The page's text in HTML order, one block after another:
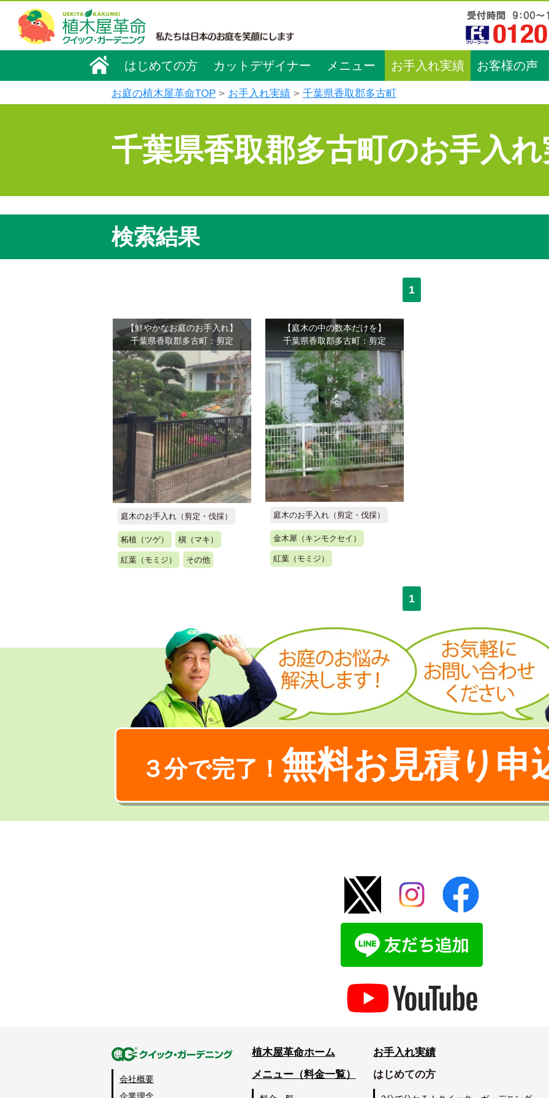
はじめての方 カットデザイナー メニュー お手入れ実績 お客様の声
お庭の植木屋革命TOP お手入れ実績 千葉県香取郡多古町
千葉県香取郡多古町のお手入
検索結果
1
【鮮やかなお庭のお手入れ】
千葉県香取郡多古町：剪定
庭木のお手入れ（剪定・伐採）
柘植（ツゲ） 槇（マキ）
紅葉（モミジ） その他
【庭木の中の数本だけを】
千葉県香取郡多古町：剪定
庭木のお手入れ（剪定・伐採）
金木犀（キンモクセイ）
紅葉（モミジ）
1
３分で完了！ 無料お見積り申
会社概要
植木屋革命ホーム
メニュー（料金一覧）
お手入れ実績
はじめての方